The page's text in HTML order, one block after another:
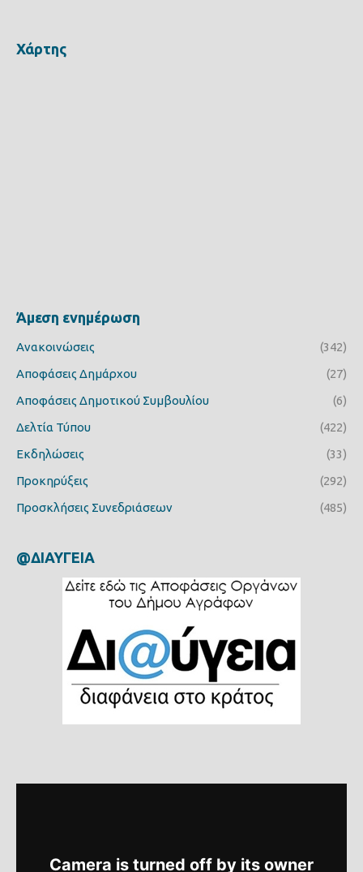
Χάρτης
Άμεση ενημέρωση
Ανακοινώσεις
(342)
Αποφάσεις Δημάρχου
(27)
Αποφάσεις Δημοτικού Συμβουλίου
(6)
Δελτία Τύπου
(422)
Εκδηλώσεις
(33)
Προκηρύξεις
(292)
Προσκλήσεις Συνεδριάσεων
(485)
@ΔΙΑΥΓΕΙΑ